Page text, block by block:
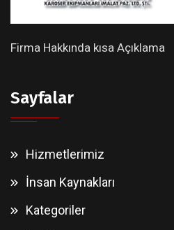
Firma Hakkında kısa Açıklama
Sayfalar
Hizmetlerimiz
İnsan Kaynakları
Kategoriler